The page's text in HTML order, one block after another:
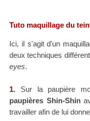
Tuto maquillage du
Ici, il s'agit d'un
deux techniques
eyes.
1. Sur la paupière
paupières Shin-Shin
travailler afin de lui